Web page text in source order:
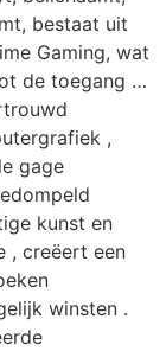
bestaat uit
Gaming, wat
de toegang …
,
gage
kunst en
, creëert een
winsten .